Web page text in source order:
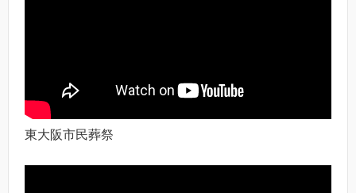
東大阪市民葬祭